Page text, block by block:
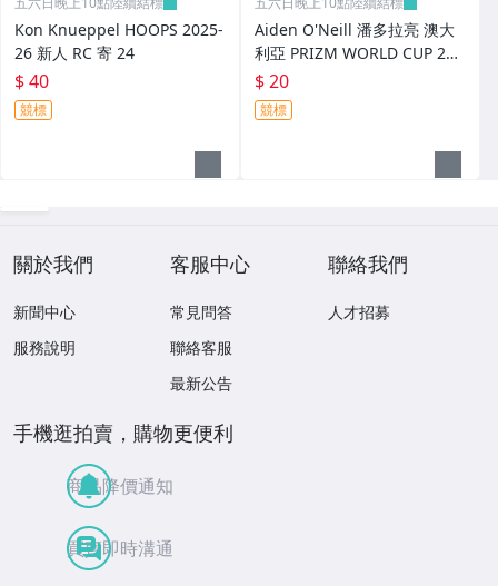
Kon Knueppel HOOPS 2025-
26 新人 RC 寄 24
$ 40
競標
Aiden O'Neill 潘多拉亮 澳大
利亞 PRIZM WORLD CUP 202
6 世界杯 新人 RC 寄 25
$ 20
競標
關於我們
新聞中心
服務說明
客服中心
常見問答
聯絡客服
最新公告
聯絡我們
人才招募
手機逛拍賣，購物更便利
商品降價通知
買賣即時溝通